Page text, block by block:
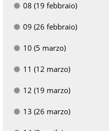
08 (19 febbraio)
09 (26 febbraio)
10 (5 marzo)
11 (12 marzo)
12 (19 marzo)
13 (26 marzo)